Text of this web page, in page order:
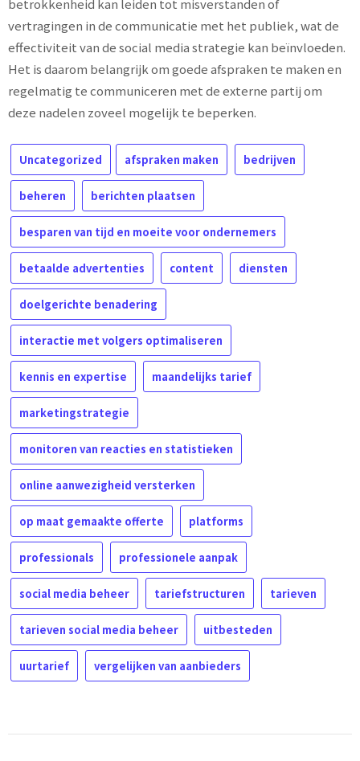
betrokkenheid kan leiden tot misverstanden of
vertragingen in de communicatie met het publiek, wat de
effectiviteit van de social media strategie kan beïnvloeden.
Het is daarom belangrijk om goede afspraken te maken en
regelmatig te communiceren met de externe partij om
deze nadelen zoveel mogelijk te beperken.
Uncategorized afspraken maken bedrijven
beheren berichten plaatsen
besparen van tijd en moeite voor ondernemers
betaalde advertenties content diensten
doelgerichte benadering
interactie met volgers optimaliseren
kennis en expertise maandelijks tarief
marketingstrategie
monitoren van reacties en statistieken
online aanwezigheid versterken
op maat gemaakte offerte platforms
professionals professionele aanpak
social media beheer tariefstructuren tarieven
tarieven social media beheer uitbesteden
uurtarief vergelijken van aanbieders